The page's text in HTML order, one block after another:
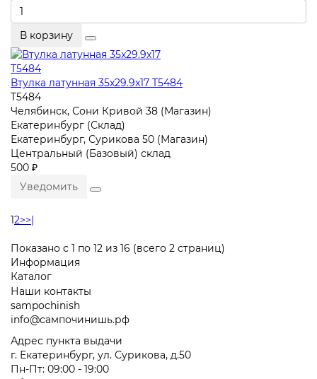
В корзину
Втулка латунная 35x29.9x17 T5484
T5484
Челябинск, Сони Кривой 38 (Магазин)
Екатеринбург (Склад)
Екатеринбург, Сурикова 50 (Магазин)
Центральный (Базовый) склад
500 ₽
Уведомить
12>>|
Показано с 1 по 12 из 16 (всего 2 страниц)
Информация
Каталог
Наши контакты
sampochinish
info@сампочинишь.рф
Адрес пункта выдачи
г. Екатеринбург, ул. Сурикова, д.50
Пн-Пт: 09:00 - 19:00